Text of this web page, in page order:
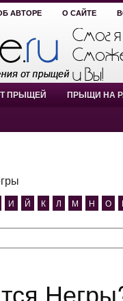
АВТОРЕ О САЙТЕ
ПРЫЩЕЙ ПРЫЩИ НА
И Й К Л М Н О